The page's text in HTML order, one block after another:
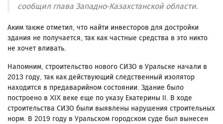
сообщил глава Западно-Казахстанской области.
Аким также отметил, что найти инвесторов для достройки
здания не получается, так как частные средства в это никто
не хочет вливать.
Напомним, строительство нового СИЗО в Уральске начали в
2013 году, так как действующий следственный изолятор
находится в предаварийном состоянии. Здание было
построено в XIX веке еще по указу Екатерины II. В ходе
строительства СИЗО были выявлены нарушения строительных
норм. В 2019 году в Уральском городском суде был вынесен